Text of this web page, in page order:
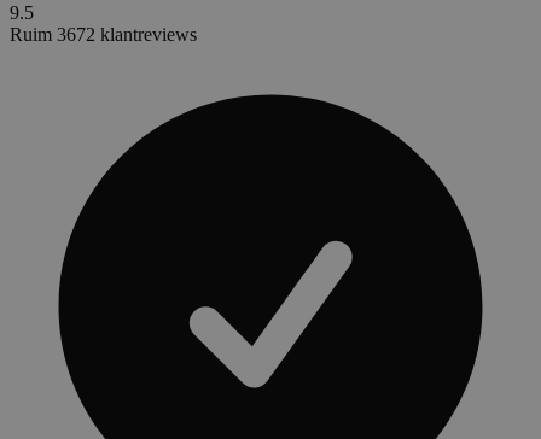
9.5
Ruim 3672 klantreviews